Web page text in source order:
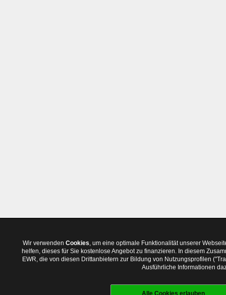
Wir verwenden Cookies, um eine optimale Funktionalität unserer
helfen, dieses für Sie kostenlose Angebot zu finanzieren. In diesem
EWR, die von diesen Drittanbietern zur Bildung von Nutzungsprofilen
Ausführliche Informationen
Alle Cookies erlauben